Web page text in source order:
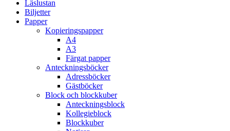
Läslustan
Biljetter
Papper
Kopieringspapper
A4
A3
Färgat papper
Anteckningsböcker
Adressböcker
Gästböcker
Block och blockkuber
Anteckningsblock
Kollegieblock
Blockkuber